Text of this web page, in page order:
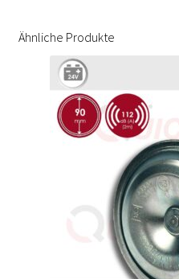
Ähnliche Produkte